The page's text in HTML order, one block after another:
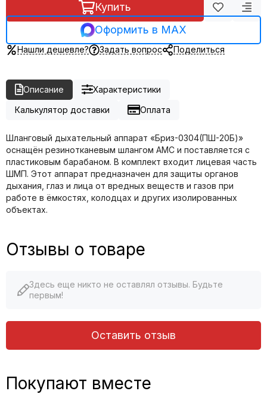
Купить
Оформить в MAX
Нашли дешевле? Задать вопрос Поделиться
Описание
Характеристики
Калькулятор доставки
Оплата
Шланговый дыхательный аппарат «Бриз-0304(ПШ-20Б)»
оснащён резинотканевым шлангом АМС и поставляется с
пластиковым барабаном. В комплект входит лицевая часть
ШМП. Этот аппарат предназначен для защиты органов
дыхания, глаз и лица от вредных веществ и газов при
работе в ёмкостях, колодцах и других изолированных
объектах.
Отзывы о товаре
Здесь еще никто не оставлял отзывы. Будьте
первым!
Оставить отзыв
Покупают вместе